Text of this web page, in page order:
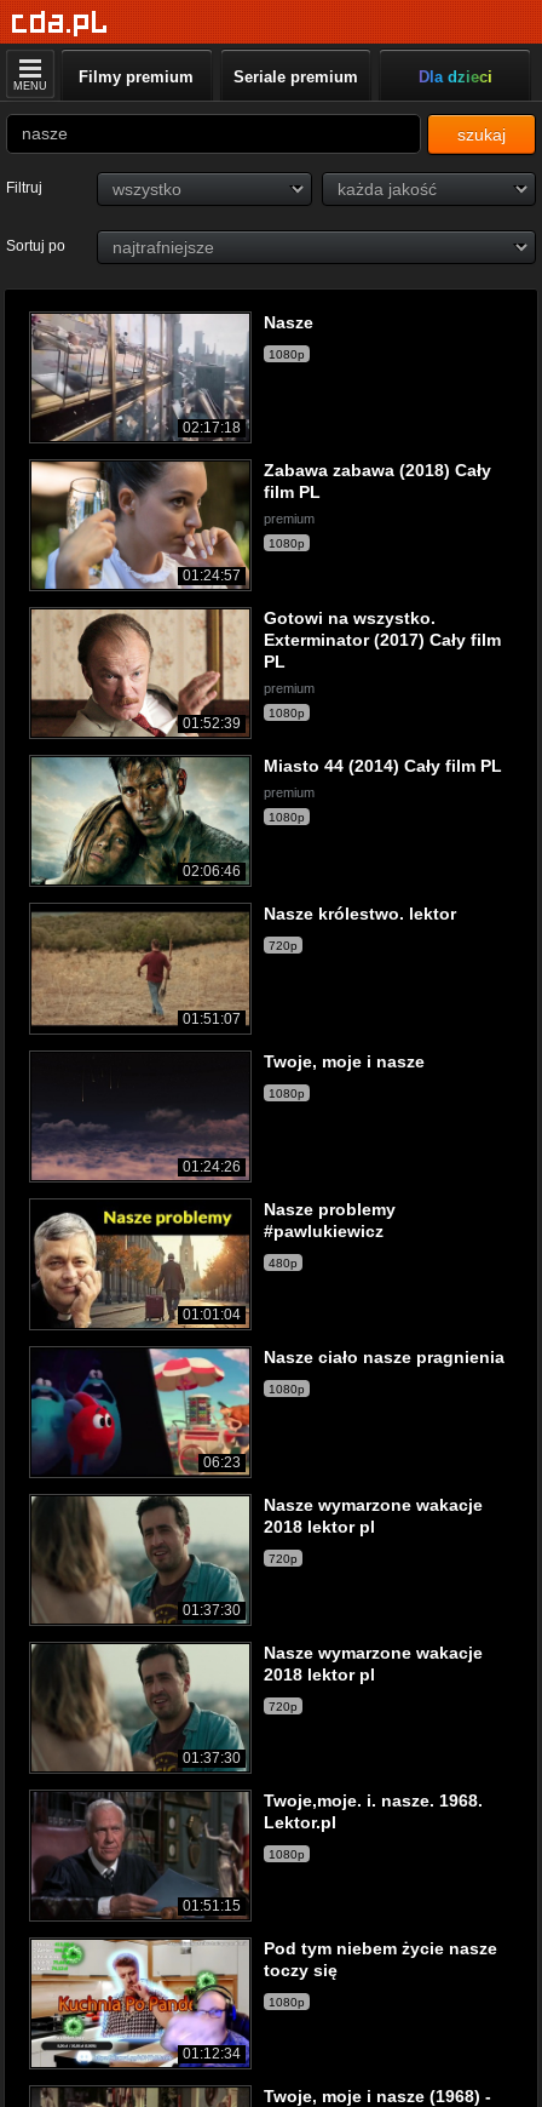
MENU Filmy premium Seriale premium Dla dzieci
szukaj
Filtruj
Sortuj po
02:17:18
Nasze
1080p
01:24:57
Zabawa zabawa (2018) Cały
film PL
premium
1080p
01:52:39
Gotowi na wszystko.
Exterminator (2017) Cały film
PL
premium
1080p
02:06:46
Miasto 44 (2014) Cały film PL
premium
1080p
01:51:07
Nasze królestwo. lektor
720p
01:24:26
Twoje, moje i nasze
1080p
01:01:04
Nasze problemy
#pawlukiewicz
480p
06:23
Nasze ciało nasze pragnienia
1080p
01:37:30
Nasze wymarzone wakacje
2018 lektor pl
720p
01:37:30
Nasze wymarzone wakacje
2018 lektor pl
720p
01:51:15
Twoje,moje. i. nasze. 1968.
Lektor.pl
1080p
01:12:34
Pod tym niebem życie nasze
toczy się
1080p
Twoje, moje i nasze (1968) -